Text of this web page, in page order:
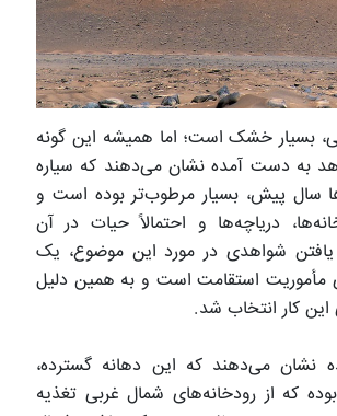
بسیار خشک است؛ اما همیشه این گونه
به دست آمده نشان می‌دهند که سیاره
سال پیش، بسیار مرطوب‌تر بوده است و
دریاچه‌ها و احتمالاً حیات در آن
یافتن شواهدی در مورد این موضوع، یک
مأموریت استقامت است و به همین دلیل
این کار انتخاب شد.
نشان می‌دهند که این دهانه گسترده،
که از رودخانه‌های شمال غربی تغذیه